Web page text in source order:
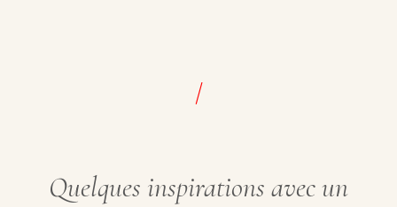
/
Quelques inspirations avec un